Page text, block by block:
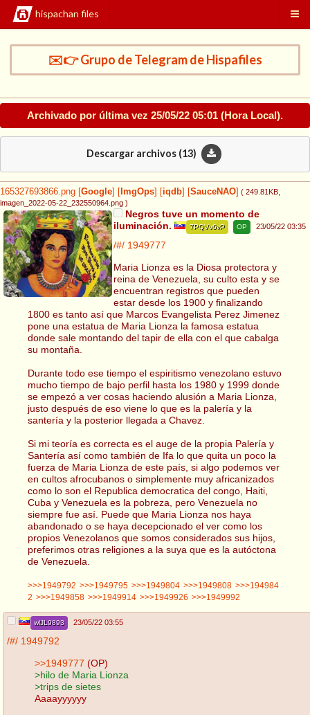
hispachan files
✉️👉 Grupo de Telegram de Hispafiles
Archivado por última vez 25/05/22 05:01 (Hora Local).
Descargar archivos (13)
165327693866.png Google ImgOps iqdb SauceNAO ( 249.81KB
imagen_2022-05-22_232550964.png )
Negros tuve un momento de
iluminación.
7PQVv6vP OP 23/05/22 03:35
/#/ 1949777
Maria Lionza es la Diosa protectora y
reina de Venezuela, su culto esta y se
encuentran registros que pueden
estar desde los 1900 y finalizando
1800 es tanto así que Marcos Evangelista Perez Jimenez
pone una estatua de Maria Lionza la famosa estatua
donde sale montando del tapir de ella con el que cabalga
su montaña.
Durante todo ese tiempo el espiritismo venezolano estuvo
mucho tiempo de bajo perfil hasta los 1980 y 1999 donde
se empezó a ver cosas haciendo alusión a Maria Lionza,
justo después de eso viene lo que es la palería y la
santería y la posterior llegada a Chavez.
Si mi teoría es correcta es el auge de la propia Palería y
Santería así como también de Ifa lo que quita un poco la
fuerza de Maria Lionza de este país, si algo podemos ver
en cultos afrocubanos o simplemente muy africanizados
como lo son el Republica democratica del congo, Haiti,
Cuba y Venezuela es la pobreza, pero Venezuela no
siempre fue así. Puede que Maria Lionza nos haya
abandonado o se haya decepcionado el ver como los
propios Venezolanos que somos considerados sus hijos,
preferimos otras religiones a la suya que es la autóctona
de Venezuela.
>>>1949792 >>>1949795 >>>1949804 >>>1949808 >>>194984
2 >>>1949858 >>>1949914 >>>1949926 >>>1949992
wlJL9893 23/05/22 03:55
/#/ 1949792
>>1949777 (OP)
>hilo de Maria Lionza
>trips de sietes
Aaaayyyyyy